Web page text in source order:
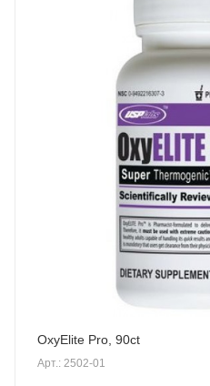
OxyElite Pro, 90ct
Арт.: 2502-01